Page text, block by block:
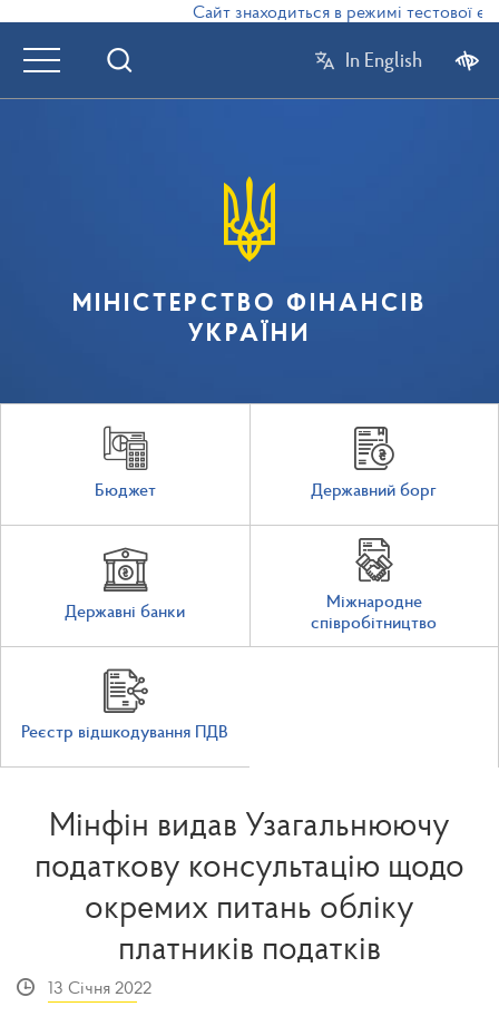
Сайт знаходиться в режимі тестової
In English
МІНІСТЕРСТВО ФІНАНСІВ
УКРАЇНИ
Бюджет Державний борг
Державні банки
Міжнародне
співробітництво
Реєстр відшкодування ПДВ
Мінфін видав Узагальнюючу
податкову консультацію щодо
окремих питань обліку
платників податків
13 Січня 2022